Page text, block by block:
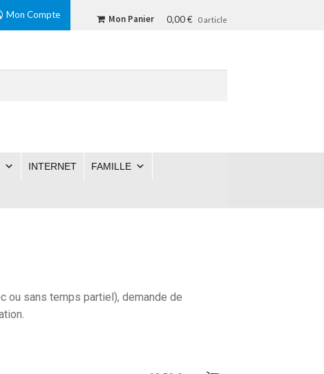
Mon Compte Mon Panier 0,00 € 0 article
INTERNET FAMILLE
ou sans temps partiel), demande de